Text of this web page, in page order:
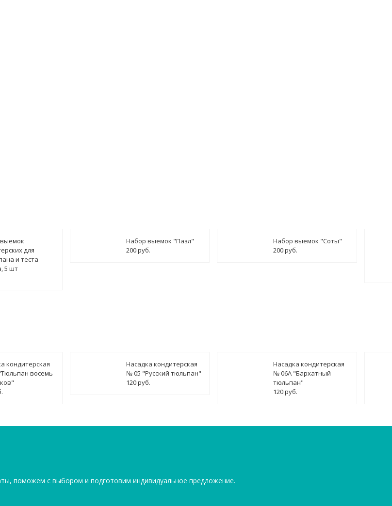
для
и теста
5 шт
Набор выемок "Пазл"
200 руб.
Набор выемок "Соты"
200 руб.
кондитерская
восемь
Насадка кондитерская
№ 05 "Русский тюльпан"
120 руб.
Насадка кондитерская
№ 06А "Бархатный
тюльпан"
120 руб.
поможем с выбором и подготовим индивидуальное предложение.